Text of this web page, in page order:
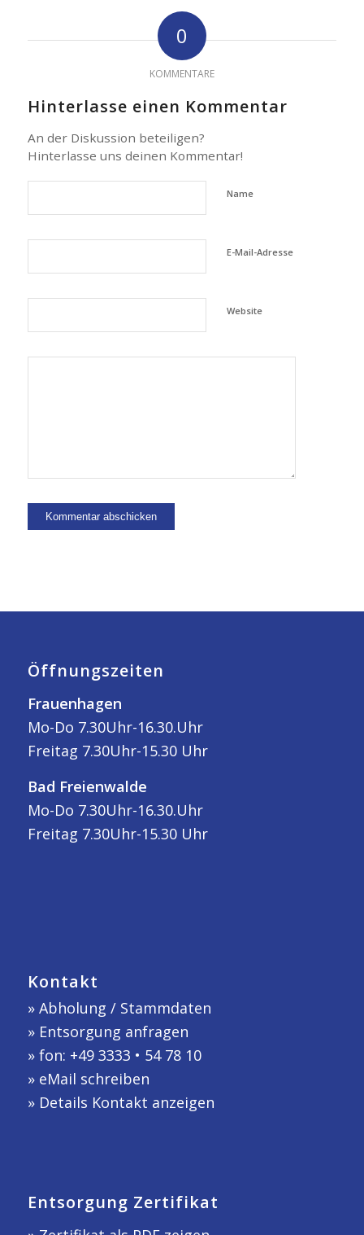
0
KOMMENTARE
Hinterlasse einen Kommentar
An der Diskussion beteiligen?
Hinterlasse uns deinen Kommentar!
Name
E-Mail-Adresse
Website
Öffnungszeiten
Frauenhagen
Mo-Do 7.30Uhr-16.30.Uhr
Freitag 7.30Uhr-15.30 Uhr
Bad Freienwalde
Mo-Do 7.30Uhr-16.30.Uhr
Freitag 7.30Uhr-15.30 Uhr
Kontakt
» Abholung / Stammdaten
» Entsorgung anfragen
» fon: +49 3333 • 54 78 10
» eMail schreiben
» Details Kontakt anzeigen
Entsorgung Zertifikat